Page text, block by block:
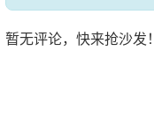
暂无评论，快来抢沙发！